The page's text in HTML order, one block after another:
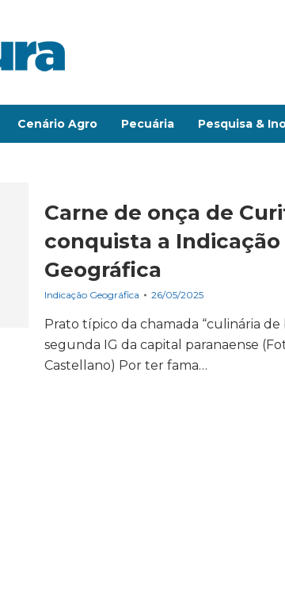
Cenário Agro Pecuária Pesquisa &
Carne de onça de
conquista a Indicação
Geográfica
Indicação Geográfica 26/05/2025
Prato típico da chamada “culinária de
segunda IG da capital paranaense
Castellano) Por ter fama…